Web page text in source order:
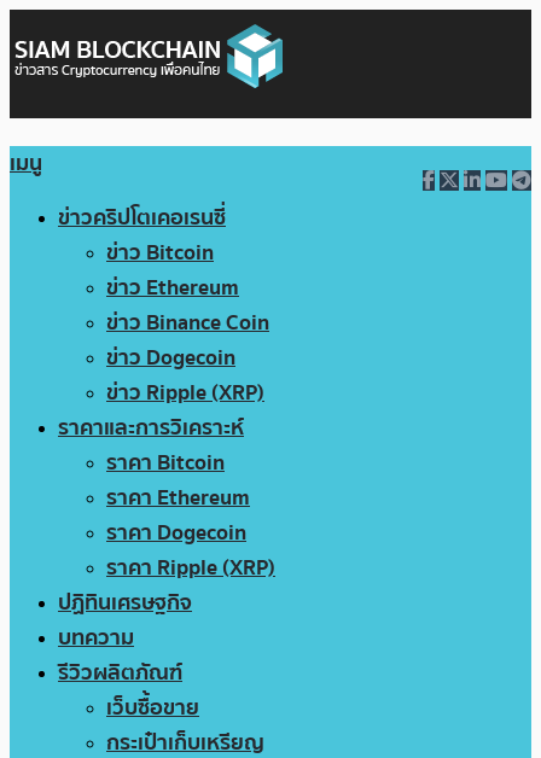
เมนู
ข่าวคริปโตเคอเรนซี่
ข่าว Bitcoin
ข่าว Ethereum
ข่าว Binance Coin
ข่าว Dogecoin
ข่าว Ripple (XRP)
ราคาและการวิเคราะห์
ราคา Bitcoin
ราคา Ethereum
ราคา Dogecoin
ราคา Ripple (XRP)
ปฏิทินเศรษฐกิจ
บทความ
รีวิวผลิตภัณฑ์
เว็บซื้อขาย
กระเป๋าเก็บเหรียญ